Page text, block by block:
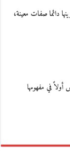
دائما صفات معينة،
أولاً في مفهومها